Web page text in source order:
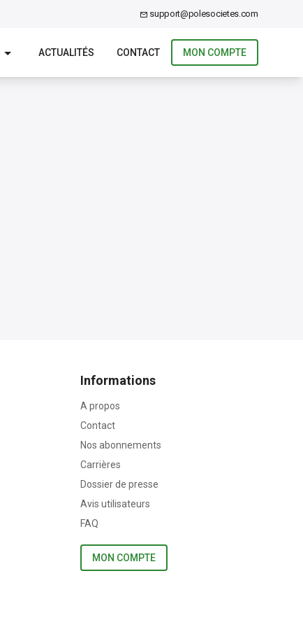
support@polesocietes.com
ACTUALITÉS CONTACT MON COMPTE
Informations
A propos
Contact
Nos abonnements
Carrières
Dossier de presse
Avis utilisateurs
FAQ
MON COMPTE